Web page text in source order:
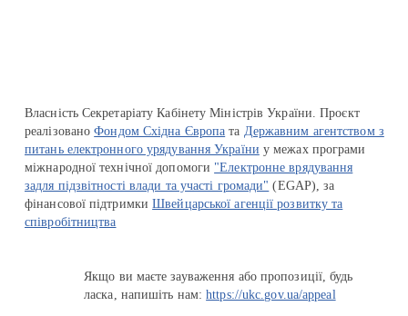
Власність Секретаріату Кабінету Міністрів України. Проєкт
реалізованоФондом Східна Європа та Державним агентством з
питань електронного урядування України у межах програми
міжнародної технічної допомоги "Електронне врядування
задля підзвітності влади та участі громади" (EGAP), за
фінансової підтримкиШвейцарської агенції розвитку та
співробітництва
Якщо ви маєте зауваження або пропозиції, будь
ласка, напишіть нам:https://ukc.gov.ua/appeal